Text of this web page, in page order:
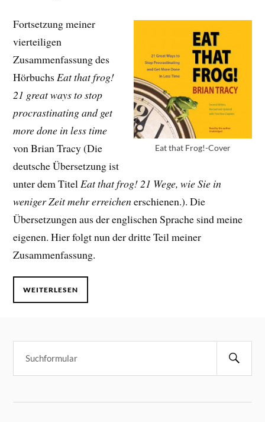
Eat that Frog!-Cover
Fortsetzung meiner
vierteiligen
Zusammenfassung des
HörbuchsEat that frog!
21 great ways to stop
procrastinating and get
more done in less time
von Brian Tracy (Die
deutsche Übersetzung ist
unter dem TitelEat that frog! 21 Wege, wie Sie in
weniger Zeit mehr erreichenerschienen.). Die
Übersetzungen aus der englischen Sprache sind meine
eigenen. Hier folgt nun der dritte Teil meiner
Zusammenfassung.
WEITERLESEN